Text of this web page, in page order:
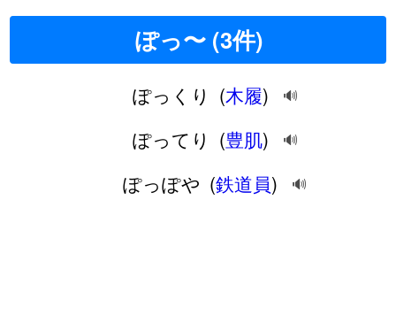
ぽっ〜 (3件)
ぽっくり (木履) 🔊
ぽってり (豊肌) 🔊
ぽっぽや (鉄道員) 🔊